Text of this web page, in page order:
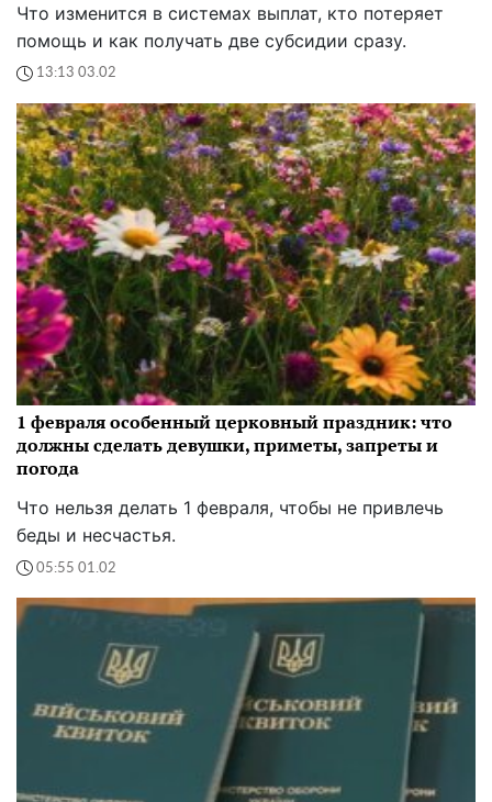
Что изменится в системах выплат, кто потеряет
помощь и как получать две субсидии сразу.
13:13 03.02
1 февраля особенный церковный праздник: что
должны сделать девушки, приметы, запреты и
погода
Что нельзя делать 1 февраля, чтобы не привлечь
беды и несчастья.
05:55 01.02